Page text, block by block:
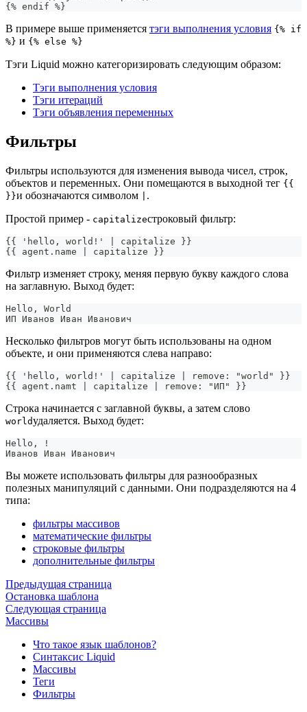
{% endif %}
В примере выше применяется тэги выполнения условия {% if
%} и {% else %}
Тэги Liquid можно категоризировать следующим образом:
Тэги выполнения условия
Тэги итераций
Тэги объявления переменных
Фильтры
Фильтры используются для изменения вывода чисел, строк,
объектов и переменных. Они помещаются в выходной тег {{
}}и обозначаются символом
.
Простой пример - capitalizeстроковый фильтр:
{{ 'hello, world!' | capitalize }}
{{ agent.name | capitalize }}
Фильтр изменяет строку, меняя первую букву каждого слова
на заглавную. Выход будет:
Hello, World
ИП Иванов Иван Иванович
Несколько фильтров могут быть использованы на одном
объекте, и они применяются слева направо:
{{ 'hello, world!' | capitalize | remove: "world" }}
{{ agent.namt | capitalize | remove: "ИП" }}
Строка начинается с заглавной буквы, а затем слово
worldудаляется. Выход будет:
Hello, !
Иванов Иван Иванович
Вы можете использовать фильтры для разнообразных
полезных манипуляций с данными. Они подразделяются на 4
типа:
фильтры массивов
математические фильтры
строковые фильтры
дополнительные фильтры
Предыдущая страница
Остановка шаблона
Следующая страница
Массивы
Что такое язык шаблонов?
Синтаксис Liquid
Массивы
Теги
Фильтры